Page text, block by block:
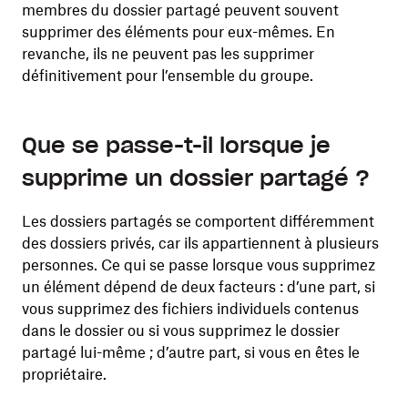
membres du dossier partagé peuvent souvent
supprimer des éléments pour eux-mêmes. En
revanche, ils ne peuvent pas les supprimer
définitivement pour l’ensemble du groupe.
Que se passe-t-il lorsque je
supprime un dossier partagé ?
Les dossiers partagés se comportent différemment
des dossiers privés, car ils appartiennent à plusieurs
personnes. Ce qui se passe lorsque vous supprimez
un élément dépend de deux facteurs : d’une part, si
vous supprimez des fichiers individuels contenus
dans le dossier ou si vous supprimez le dossier
partagé lui-même ; d’autre part, si vous en êtes le
propriétaire.